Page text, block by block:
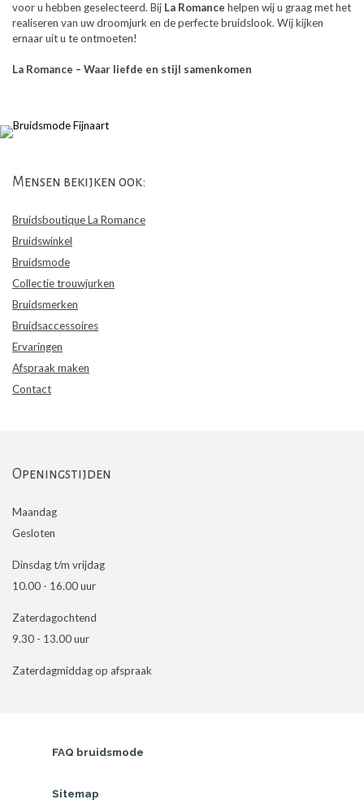
voor u hebben geselecteerd. Bij La Romance helpen wij u graag met het
realiseren van uw droomjurk en de perfecte bruidslook. Wij kijken
ernaar uit u te ontmoeten!
La Romance – Waar liefde en stijl samenkomen
Mensen bekijken ook:
Bruidsboutique La Romance
Bruidswinkel
Bruidsmode
Collectie trouwjurken
Bruidsmerken
Bruidsaccessoires
Ervaringen
Afspraak maken
Contact
Openingstijden
Maandag
Gesloten
Dinsdag t/m vrijdag
10.00 - 16.00 uur
Zaterdagochtend
9.30 - 13.00 uur
Zaterdagmiddag op afspraak
FAQ bruidsmode
Sitemap